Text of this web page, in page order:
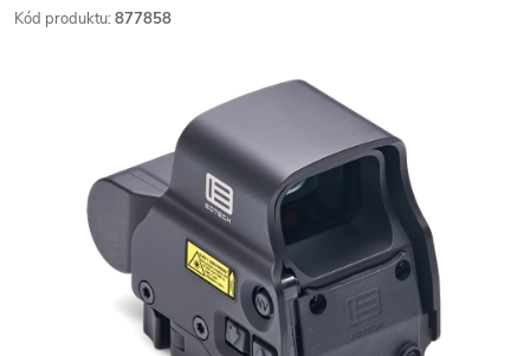
Kód produktu: 877858